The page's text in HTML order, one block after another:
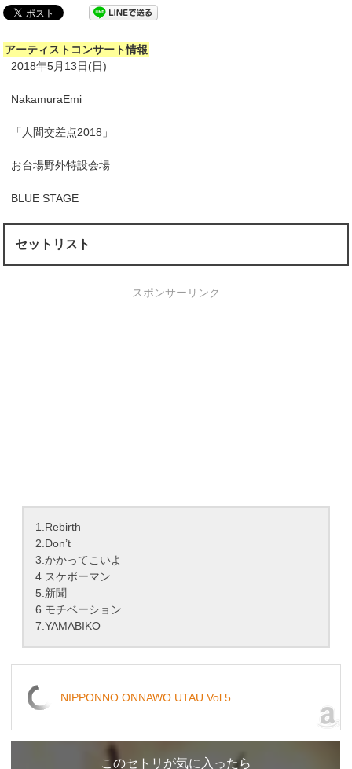
アーティストコンサート情報
2018年5月13日(日)
NakamuraEmi
「人間交差点2018」
お台場野外特設会場
BLUE STAGE
セットリスト
スポンサーリンク
1.Rebirth
2.Don’t
3.かかってこいよ
4.スケボーマン
5.新聞
6.モチベーション
7.YAMABIKO
NIPPONNO ONNAWO UTAU Vol.5
このセトリが気に入ったら